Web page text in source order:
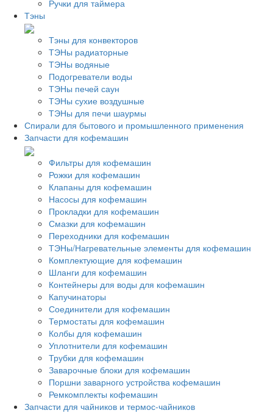
Ручки для таймера
Тэны
Тэны для конвекторов
ТЭНы радиаторные
ТЭНы водяные
Подогреватели воды
ТЭНы печей саун
ТЭНы сухие воздушные
ТЭНы для печи шаурмы
Спирали для бытового и промышленного применения
Запчасти для кофемашин
Фильтры для кофемашин
Рожки для кофемашин
Клапаны для кофемашин
Насосы для кофемашин
Прокладки для кофемашин
Смазки для кофемашин
Переходники для кофемашин
ТЭНы/Нагревательные элементы для кофемашин
Комплектующие для кофемашин
Шланги для кофемашин
Контейнеры для воды для кофемашин
Капучинаторы
Соединители для кофемашин
Термостаты для кофемашин
Колбы для кофемашин
Уплотнители для кофемашин
Трубки для кофемашин
Заварочные блоки для кофемашин
Поршни заварного устройства кофемашин
Ремкомплекты кофемашин
Запчасти для чайников и термос-чайников